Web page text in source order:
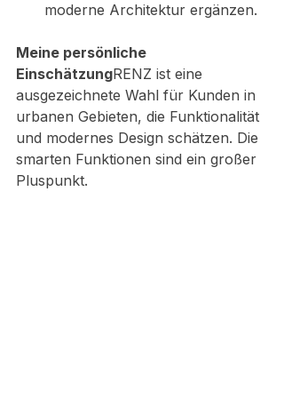
moderne Architektur ergänzen.
Meine persönliche
EinschätzungRENZ ist eine
ausgezeichnete Wahl für Kunden in
urbanen Gebieten, die Funktionalität
und modernes Design schätzen. Die
smarten Funktionen sind ein großer
Pluspunkt.